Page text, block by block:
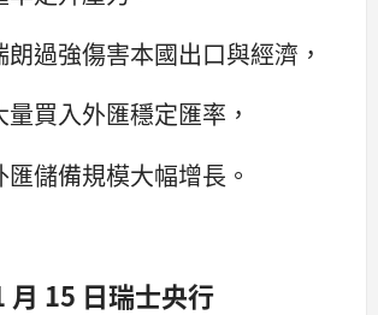
過強傷害本國出口與經濟，
買入外匯穩定匯率，
儲備規模大幅增長。
月 15 日瑞士央行